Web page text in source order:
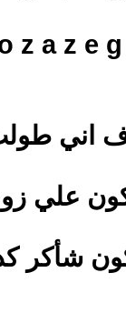
z a z e
اني
علي
شأكر